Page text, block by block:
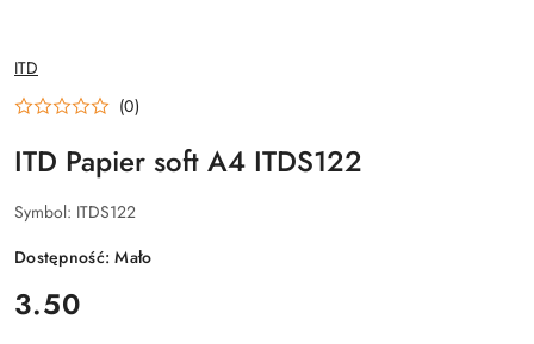
NAZWA
PRODUCENTA:
ITD
(0)
ITD Papier soft A4 ITDS122
Symbol: ITDS122
Dostępność:Mało
cena:
3.50